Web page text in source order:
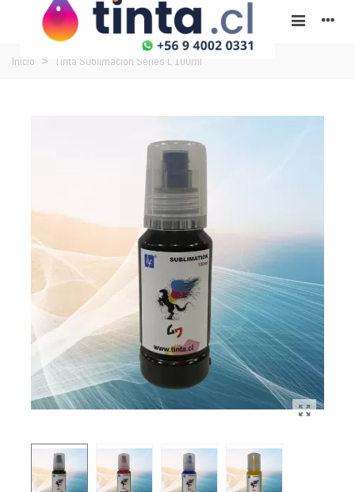
Inicio > Tinta Sublimación Series L 100ml